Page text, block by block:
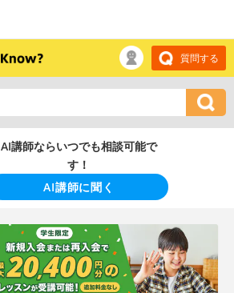
質問する
AI講師ならいつでも相談可能で
す！
AI講師に聞く